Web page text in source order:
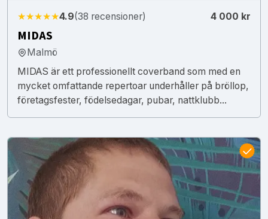
★★★★★4.9(38 recensioner) 4 000 kr
MIDAS
Malmö
MIDAS är ett professionellt coverband som med en
mycket omfattande repertoar underhåller på bröllop,
företagsfester, födelsedagar, pubar, nattklubb...